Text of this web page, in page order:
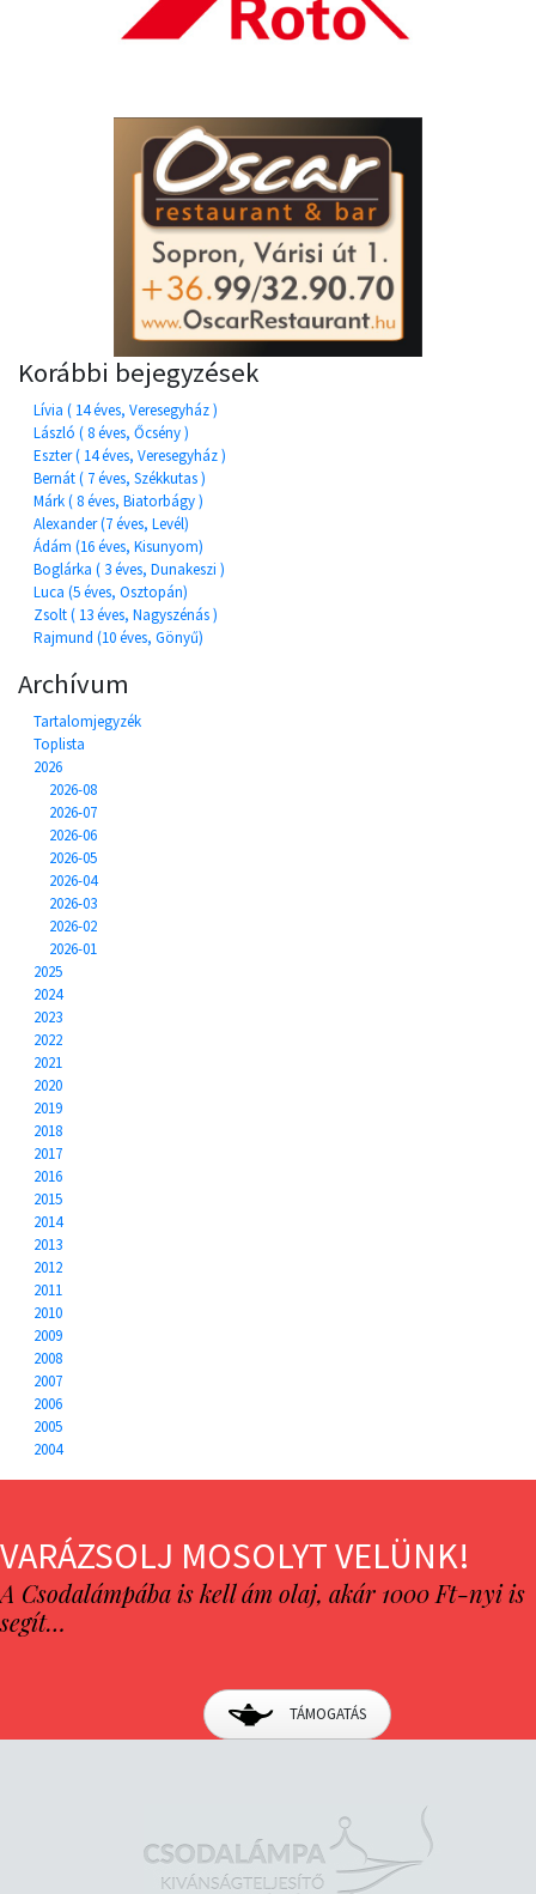
Korábbi bejegyzések
Lívia ( 14 éves, Veresegyház )
László ( 8 éves, Őcsény )
Eszter ( 14 éves, Veresegyház )
Bernát ( 7 éves, Székkutas )
Márk ( 8 éves, Biatorbágy )
Alexander (7 éves, Levél)
Ádám (16 éves, Kisunyom)
Boglárka ( 3 éves, Dunakeszi )
Luca (5 éves, Osztopán)
Zsolt ( 13 éves, Nagyszénás )
Rajmund (10 éves, Gönyű)
Archívum
Tartalomjegyzék
Toplista
2026
2026-08
2026-07
2026-06
2026-05
2026-04
2026-03
2026-02
2026-01
2025
2024
2023
2022
2021
2020
2019
2018
2017
2016
2015
2014
2013
2012
2011
2010
2009
2008
2007
2006
2005
2004
VARÁZSOLJ MOSOLYT VELÜNK!
A Csodalámpába is kell ám olaj, akár 1000 Ft-nyi is
segít…
TÁMOGATÁS